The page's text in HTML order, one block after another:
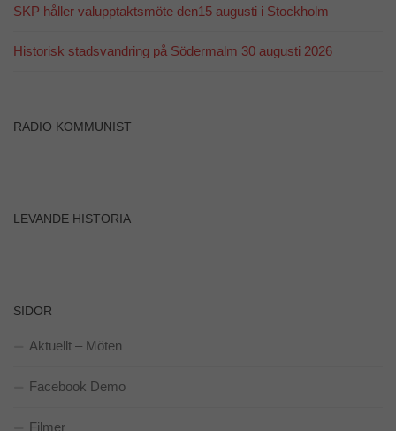
SKP håller valupptaktsmöte den15 augusti i Stockholm
Historisk stadsvandring på Södermalm 30 augusti 2026
RADIO KOMMUNIST
LEVANDE HISTORIA
SIDOR
Aktuellt – Möten
Facebook Demo
Filmer
och
hur